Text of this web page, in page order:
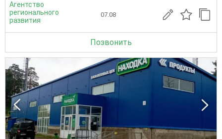
Агентство
регионального
развития
07.08
Позвонить